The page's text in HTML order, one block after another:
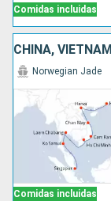
Comidas incluidas
CHINA,
Comidas incluidas
Norwegian Jade